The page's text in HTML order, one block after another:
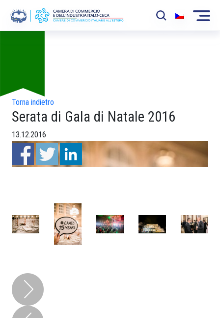
Eventi
Sviluppo Mercato
Soci
Partner
Area riservata
Torna indietro
Serata di Gala di Natale 2016
13.12.2016